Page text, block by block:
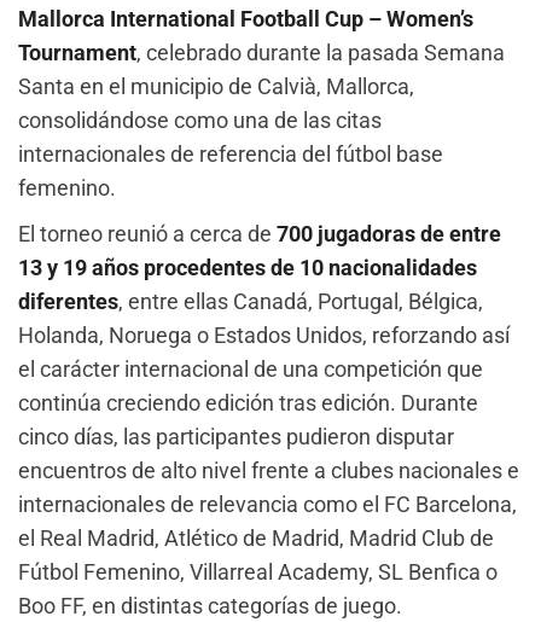
Mallorca International Football Cup – Women’s
Tournament, celebrado durante la pasada Semana
Santa en el municipio de Calvià, Mallorca,
consolidándose como una de las citas
internacionales de referencia del fútbol base
femenino.
El torneo reunió a cerca de 700 jugadoras de entre
13 y 19 años procedentes de 10 nacionalidades
diferentes, entre ellas Canadá, Portugal, Bélgica,
Holanda, Noruega o Estados Unidos, reforzando así
el carácter internacional de una competición que
continúa creciendo edición tras edición. Durante
cinco días, las participantes pudieron disputar
encuentros de alto nivel frente a clubes nacionales e
internacionales de relevancia como el FC Barcelona,
el Real Madrid, Atlético de Madrid, Madrid Club de
Fútbol Femenino, Villarreal Academy, SL Benfica o
Boo FF, en distintas categorías de juego.